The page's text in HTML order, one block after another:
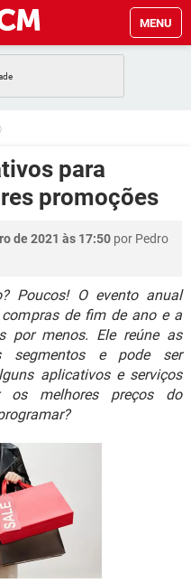
MENU
EXCEL
GMAIL
FACEBOOK
GMAIL
WHATSAPP
GMAIL
WHATSAPP
EXCEL
GMAIL
WHATSAPP
FACEBOOK
EXCEL
GMAIL
para
promoções
de 2021 às 17:50 por Pedro
Poucos! O evento anual
de fim de ano e a
por menos. Ele reúne as
segmentos e pode ser
aplicativos e serviços
os melhores preços do